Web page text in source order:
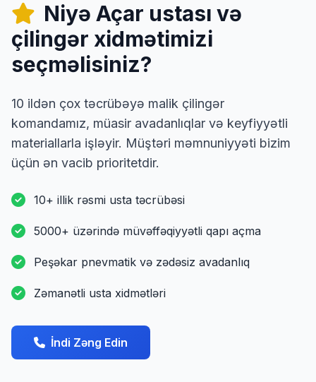
Niyə Açar ustası və
çilingər xidmətimizi
seçməlisiniz?
10 ildən çox təcrübəyə malik çilingər
komandamız, müasir avadanlıqlar və keyfiyyətli
materiallarla işləyir. Müştəri məmnuniyyəti bizim
üçün ən vacib prioritetdir.
10+ illik rəsmi usta təcrübəsi
5000+ üzərində müvəffəqiyyətli qapı açma
Peşəkar pnevmatik və zədəsiz avadanlıq
Zəmanətli usta xidmətləri
İndi Zəng Edin